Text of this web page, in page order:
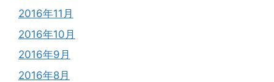
2016年11月
2016年10月
2016年9月
2016年8月